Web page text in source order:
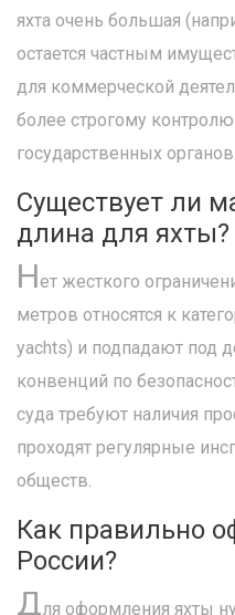
яхта очень большая
остается частным
для коммерческой
более строгому
государственных органов.
Существует ли
длина для яхты?
Нет жесткого
метров относятся к
yachts) и подпадают под
конвенций по
суда требуют наличия
проходят регулярные
обществ.
Как правильно
России?
Для оформления яхты